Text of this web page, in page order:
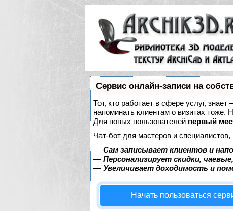
Сервис онлайн-записи на
Тот, кто работает в сфере услуг,
напоминать клиентам о визитах
Для новых пользователей первый
Чат-бот для мастеров и
— Сам записывает клиентов и
— Персонализирует скидки,
— Увеличивает доходимость и
Начать пользоваться